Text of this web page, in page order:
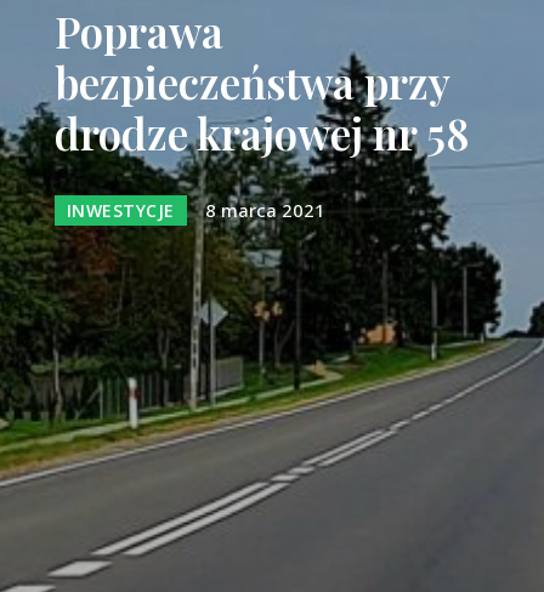
Poprawa
bezpieczeństwa przy
drodze krajowej nr 58
INWESTYCJE 8 marca 2021